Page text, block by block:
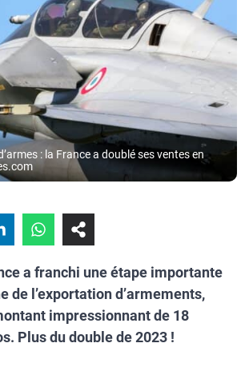
: la France a doublé ses ventes en
a franchi une étape importante
de l’exportation d’armements,
impressionnant de 18
Plus du double de 2023 !